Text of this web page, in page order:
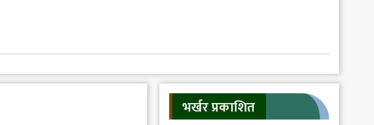
भर्खर प्रकाशित